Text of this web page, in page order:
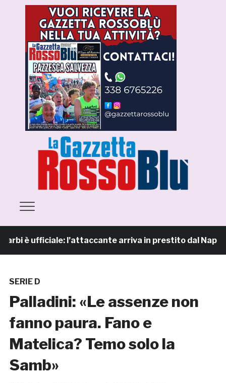
è ufficiale: l’attaccante arriva in prestito dal Napoli
SERIE D
Palladini: «Le assenze non
fanno paura. Fano e
Matelica? Temo solo la
Samb»